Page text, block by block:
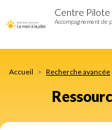
pour
au
contenu
Centre
Accompagnement de
Accueil Recherche avancée